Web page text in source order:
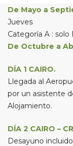
De Mayo a
Jueves
Categoría A :
De Octubre a
DÍA 1 CAIRO.
Llegada al
por un asistente
Alojamiento.
DÍA 2 CAIRO –
Desayuno